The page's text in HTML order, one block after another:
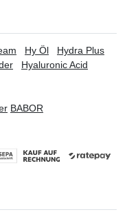
Hy Öl
Hydra Plus
Hyaluronic Acid
BABOR